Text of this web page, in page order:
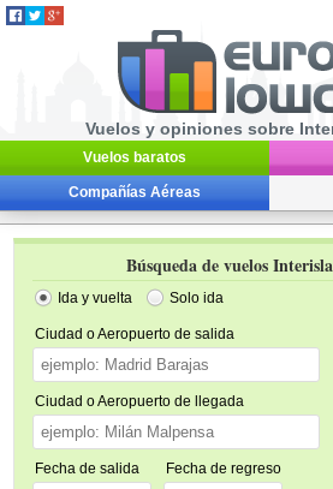
Vuelos y opiniones sobre
Vuelos baratos
Compañías Aéreas
Búsqueda de vuelos
Ida y vuelta Solo ida
Ciudad o Aeropuerto de salida
Ciudad o Aeropuerto de llegada
Fecha de salida Fecha de regreso